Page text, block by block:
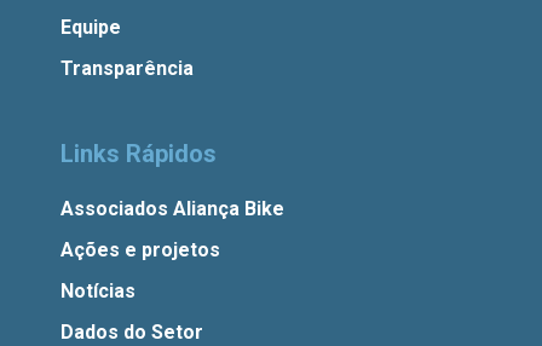
Equipe
Transparência
Links Rápidos
Associados Aliança Bike
Ações e projetos
Notícias
Dados do Setor